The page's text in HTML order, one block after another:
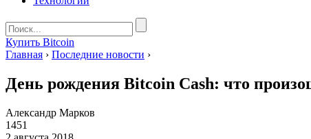
Купить Bitcoin
Главная › Последние новости ›
День рождения Bitcoin Cash: что
Александр Марков
1451